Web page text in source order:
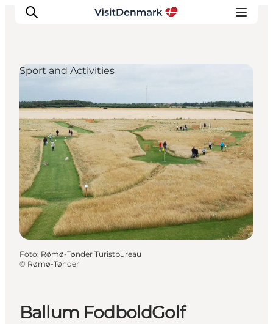
Inspiration
Resmål
Aktiviteter
Övernatta
Planera resan
Ballum FodboldGolf
Sport and Activities
Foto: Rømø-Tønder Turistbureau
© Rømø-Tønder